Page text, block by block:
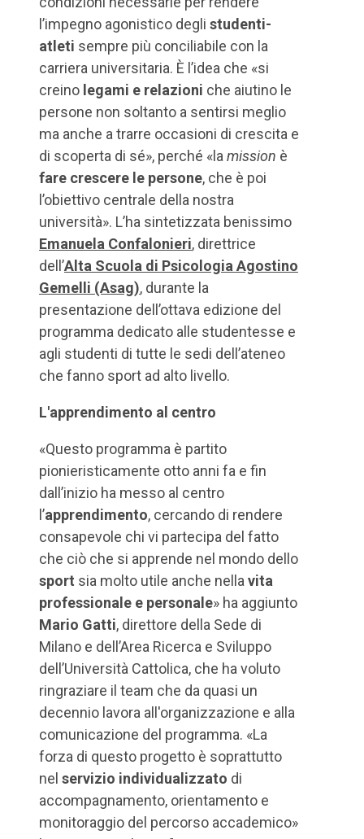
l’impegno agonistico degli studenti-
atleti sempre più conciliabile con la
carriera universitaria. È l’idea che «si
creino legami e relazioni che aiutino le
persone non soltanto a sentirsi meglio
ma anche a trarre occasioni di crescita e
di scoperta di sé», perché «la mission è
fare crescere le persone, che è poi
l’obiettivo centrale della nostra
università». L’ha sintetizzata benissimo
Emanuela Confalonieri, direttrice
dell’Alta Scuola di Psicologia Agostino
Gemelli (Asag), durante la
presentazione dell’ottava edizione del
programma dedicato alle studentesse e
agli studenti di tutte le sedi dell’ateneo
che fanno sport ad alto livello.
L'apprendimento al centro
«Questo programma è partito
pionieristicamente otto anni fa e fin
dall’inizio ha messo al centro
l’apprendimento, cercando di rendere
consapevole chi vi partecipa del fatto
che ciò che si apprende nel mondo dello
sport sia molto utile anche nella vita
professionale e personale» ha aggiunto
Mario Gatti, direttore della Sede di
Milano e dell’Area Ricerca e Sviluppo
dell’Università Cattolica, che ha voluto
ringraziare il team che da quasi un
decennio lavora all'organizzazione e alla
comunicazione del programma. «La
forza di questo progetto è soprattutto
nel servizio individualizzato di
accompagnamento, orientamento e
monitoraggio del percorso accademico»